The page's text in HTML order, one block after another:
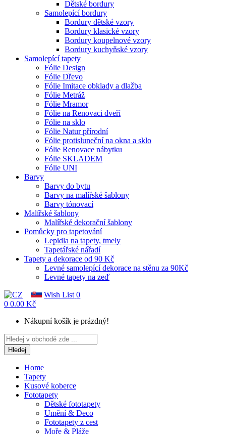
Dětské bordury
Samolepící bordury
Bordury dětské vzory
Bordury klasické vzory
Bordury koupelnové vzory
Bordury kuchyňské vzory
Samolepící tapety
Fólie Design
Fólie Dřevo
Fólie Imitace obklady a dlažba
Fólie Metráž
Fólie Mramor
Fólie na Renovaci dveří
Fólie na sklo
Fólie Natur přírodní
Fólie protisluneční na okna a sklo
Fólie Renovace nábytku
Fólie SKLADEM
Fólie UNI
Barvy
Barvy do bytu
Barvy na malířské šablony
Barvy tónovací
Malířské šablony
Malířské dekorační šablony
Pomůcky pro tapetování
Lepidla na tapety, tmely
Tapetářské nářadí
Tapety a dekorace od 90 Kč
Levné samolepící dekorace na stěnu za 90Kč
Levné tapety na zeď
Wish List 0
0 0.00 Kč
Nákupní košík je prázdný!
Hledej
Home
Tapety
Kusové koberce
Fototapety
Dětské fototapety
Umění & Deco
Fototapety z cest
Moře & Pláže